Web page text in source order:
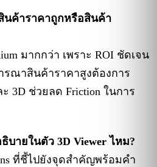
นค้าราคาถูกหรือสินค้า
มากกว่า เพราะ ROI ชัดเจน
ณาสินค้าราคาสูงต้องการ
3D ช่วยลด Friction ในการ
บายในตัว 3D Viewer ไหม?
ที่ชี้ไปยังจุดสำคัญพร้อมคำ